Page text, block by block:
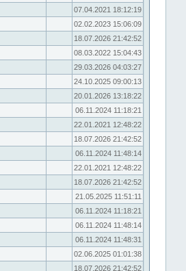
07.04.2021 18:12:19
02.02.2023 15:06:09
18.07.2026 21:42:52
08.03.2022 15:04:43
29.03.2026 04:03:27
24.10.2025 09:00:13
20.01.2026 13:18:22
06.11.2024 11:18:21
22.01.2021 12:48:22
18.07.2026 21:42:52
06.11.2024 11:48:14
22.01.2021 12:48:22
18.07.2026 21:42:52
21.05.2025 11:51:11
06.11.2024 11:18:21
06.11.2024 11:48:14
06.11.2024 11:48:31
02.06.2025 01:01:38
18.07.2026 21:42:52